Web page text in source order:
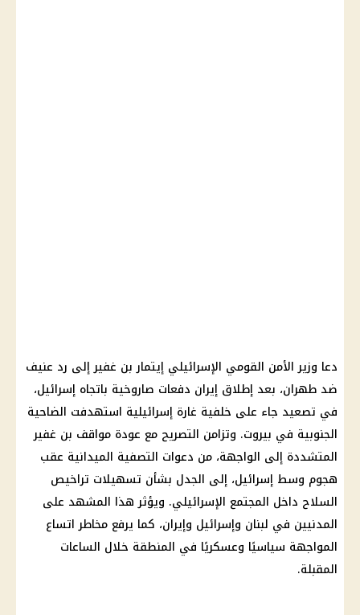
دعا وزير الأمن القومي الإسرائيلي إيتمار بن غفير إلى رد عنيف
ضد طهران، بعد إطلاق إيران دفعات صاروخية باتجاه إسرائيل،
في تصعيد جاء على خلفية غارة إسرائيلية استهدفت الضاحية
الجنوبية في بيروت. وتزامن التصريح مع عودة مواقف بن غفير
المتشددة إلى الواجهة، من دعوات التصفية الميدانية عقب
هجوم وسط إسرائيل، إلى الجدل بشأن تسهيلات تراخيص
السلاح داخل المجتمع الإسرائيلي. ويؤثر هذا المشهد على
المدنيين في لبنان وإسرائيل وإيران، كما يرفع مخاطر اتساع
المواجهة سياسيًا وعسكريًا في المنطقة خلال الساعات
المقبلة.